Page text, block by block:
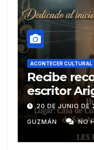
ACONTECER CULTURAL
Recibe
escritor
Casas
20 DE JUNIO
GUZMÁN NO